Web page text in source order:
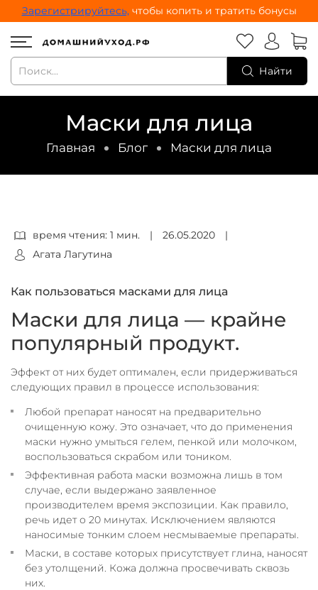
Зарегистрируйтесь,чтобы копить и тратить бонусы
Найти
Маски для лица
Главная Блог Маски для лица
время чтения: 1 мин. | 26.05.2020
|
Агата Лагутина
Как пользоваться масками для лица
Маски для лица — крайне
популярный продукт.
Эффект от них будет оптимален, если придерживаться
следующих правил в процессе использования:
Любой препарат наносят на предварительно
очищенную кожу. Это означает, что до применения
маски нужно умыться гелем, пенкой или молочком,
воспользоваться скрабом или тоником.
Эффективная работа маски возможна лишь в том
случае, если выдержано заявленное
производителем время экспозиции. Как правило,
речь идет о 20 минутах. Исключением являются
наносимые тонким слоем несмываемые препараты.
Маски, в составе которых присутствует глина, наносят
без утолщений. Кожа должна просвечивать сквозь
них.